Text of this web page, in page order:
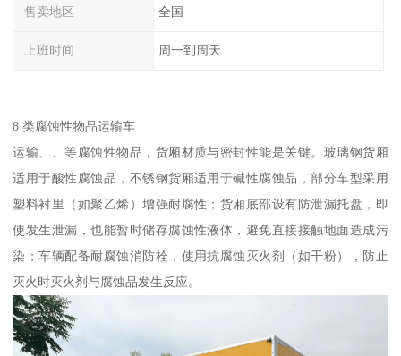
售卖地区 全国
上班时间 周一到周天
8 类腐蚀性物品运输车​
运输、、等腐蚀性物品，货厢材质与密封性能是关键。玻璃钢货厢
适用于酸性腐蚀品，不锈钢货厢适用于碱性腐蚀品，部分车型采用
塑料衬里（如聚乙烯）增强耐腐性；货厢底部设有防泄漏托盘，即
使发生泄漏，也能暂时储存腐蚀性液体，避免直接接触地面造成污
染；车辆配备耐腐蚀消防栓，使用抗腐蚀灭火剂（如干粉），防止
灭火时灭火剂与腐蚀品发生反应。​